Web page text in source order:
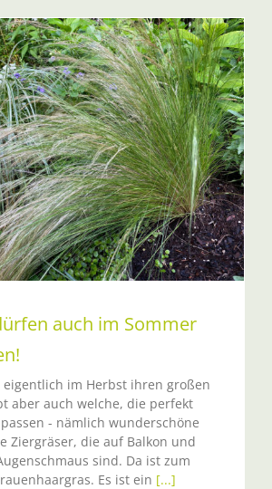
auch im Sommer
eigentlich im Herbst ihren großen
aber auch welche, die perfekt
- nämlich wunderschöne
Ziergräser, die auf Balkon und
sind. Da ist zum
Es ist ein [...]